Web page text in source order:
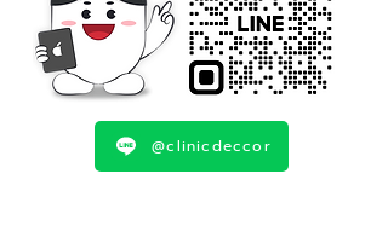
@clinicdeccor